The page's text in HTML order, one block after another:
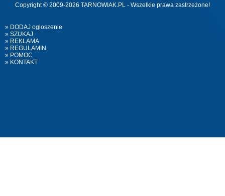
Copyright © 2009-2026 TARNOWIAK.PL - Wszelkie prawa zastrzeżone!
» DODAJ ogloszenie
» SZUKAJ
» REKLAMA
» REGULAMIN
» POMOC
» KONTAKT